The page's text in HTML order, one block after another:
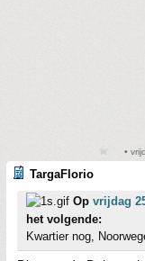
•
TargaFlorio
Op vrijdag
het volgende:
Kwartier nog,